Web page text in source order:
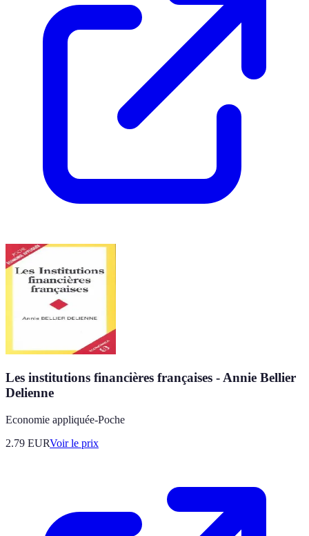
Les institutions financières françaises - Annie Bellier
Delienne
Economie appliquée-Poche
2.79 EURVoir le prix